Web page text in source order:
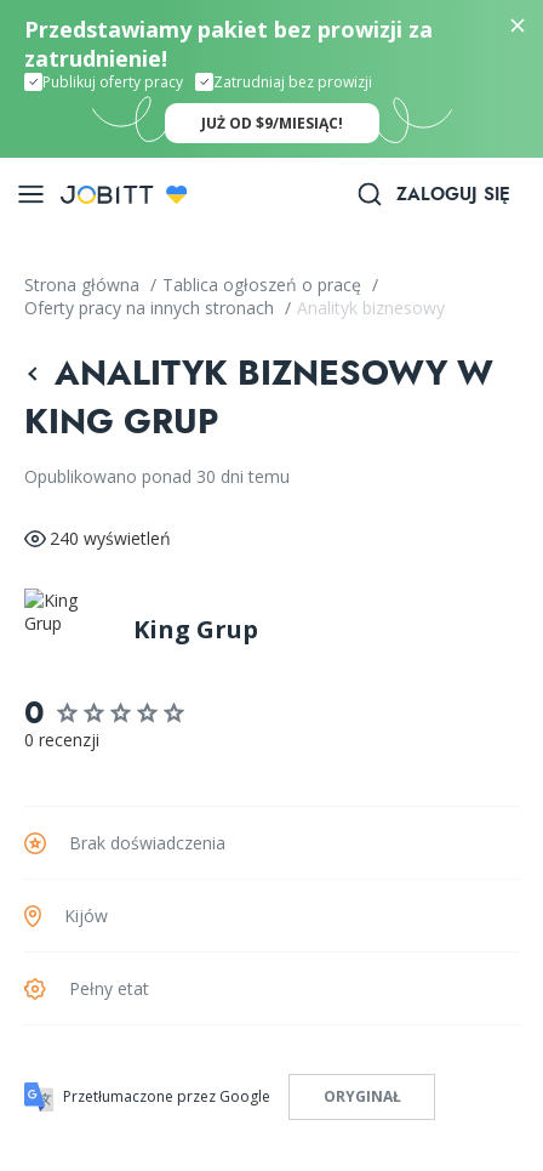
Przedstawiamy pakiet bez prowizji za
zatrudnienie!
Publikuj oferty pracy Zatrudniaj bez prowizji
JUŻ OD $9/MIESIĄC!
ZALOGUJ SIĘ
Strona główna / Tablica ogłoszeń o pracę /
Oferty pracy na innych stronach / Analityk biznesowy
ANALITYK BIZNESOWY W
KING GRUP
Opublikowano ponad 30 dni temu
240 wyświetleń
King Grup
0
0 recenzji
Brak doświadczenia
Kijów
Pełny etat
Przetłumaczone przez Google ORYGINAŁ